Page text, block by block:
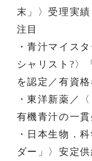
末」〉受理実
注目
・青汁マイス
シャリスト?〉
を認定／有資
・東洋新薬／
有機青汁の一
・日本生物．
ダー」〉安定